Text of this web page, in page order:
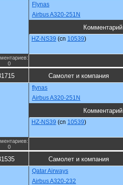
Flynas
Airbus A320-251N
Комментарий
HZ-NS39 (cn 10539)
0
Самолет и компания
flynas
Airbus A320-251N
Комментарий
HZ-NS39 (cn 10539)
0
Самолет и компания
Qatar Airways
Airbus A320-232